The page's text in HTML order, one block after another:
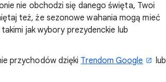
nie obchodzi się danego święta, Twoi
też, że sezonowe wahania mogą mieć
jak wybory prezydenckie lub
przychodów dzięki Trendom Google
lub